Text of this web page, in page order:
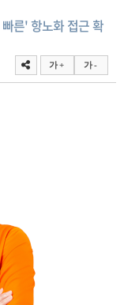
른' 항노화 접근 확
가 + 가 -